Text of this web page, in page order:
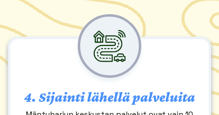
4. Sijainti lähellä palveluita